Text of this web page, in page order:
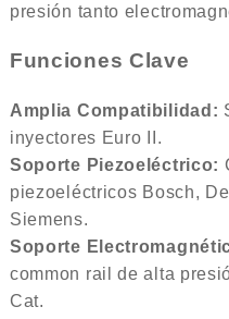
presión tanto
Funciones Clave
Amplia Compatibilidad:
inyectores Euro II.
Soporte Piezoeléctrico:
piezoeléctricos Bosch,
Siemens.
Soporte
common rail de alta
Cat.